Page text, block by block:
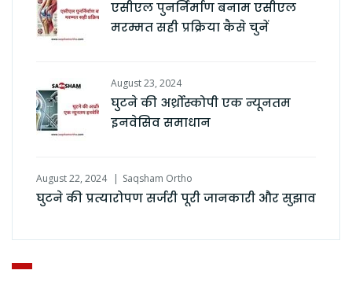
एसीएल पुनर्निर्माण बनाम एसीएल
मरम्मत सही प्रक्रिया कैसे चुनें
August 23, 2024
घुटने की अर्थ्रोस्कोपी एक न्यूनतम
इनवेसिव समाधान
August 22, 2024 Saqsham Ortho
घुटने की प्रत्यारोपण सर्जरी पूरी जानकारी और सुझाव